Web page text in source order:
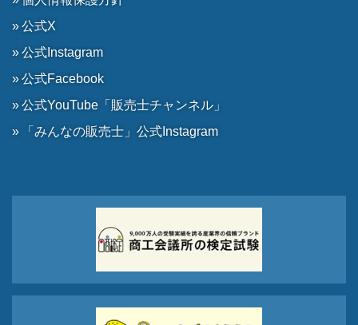
公式X
公式Instagram
公式Facebook
公式YouTube「販売士チャンネル」
「みんなの販売士」公式Instagram